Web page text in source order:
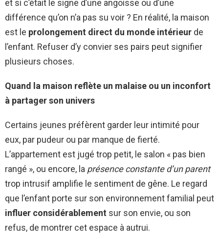
et si c’était le signe d’une angoisse ou d’une
différence qu’on n’a pas su voir ? En réalité, la maison
est le prolongement direct du monde intérieur de
l’enfant. Refuser d’y convier ses pairs peut signifier
plusieurs choses.
Quand la maison reflète un malaise ou un inconfort
à partager son univers
Certains jeunes préfèrent garder leur intimité pour
eux, par pudeur ou par manque de fierté.
L’appartement est jugé trop petit, le salon « pas bien
rangé », ou encore, la présence constante d’un parent
trop intrusif amplifie le sentiment de gêne. Le regard
que l’enfant porte sur son environnement familial peut
influer considérablement sur son envie, ou son
refus, de montrer cet espace à autrui.